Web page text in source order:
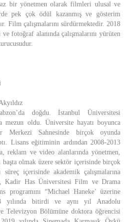
bir yönetmen olarak filmleri ulusal ve
pek çok ödül kazanmış ve gösterim
Film çalışmalarını sürdürmektedir. 2018
fotoğraf alanında çalışmalarını yürüten
doğdu. İstanbul Üniversitesi
mezun oldu. Üniversite hayatı boyunca
Sahnesinde birçok oyunda
Lisans eğitiminin ardından 2008-2013
reklam ve video alanlarında yönetmen,
başta olmak üzere sektör içerisinde birçok
içerisinde akademik çalışmalarına
Kadir Has Üniversitesi Film ve Drama
programını “Michael Haneke’ üzerine
yılında bitirdi ve aynı yıl Anadolu
Televizyon Bölümüne doktora öğrencisi